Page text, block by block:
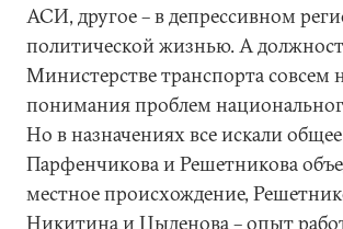
АСИ, другое – в депрессивном
политической жизнью. А
Министерстве транспорта совсем
понимания проблем
Но в назначениях все искали
Парфенчикова и Решетникова
местное происхождение,
Никитина и Цыденова – опыт